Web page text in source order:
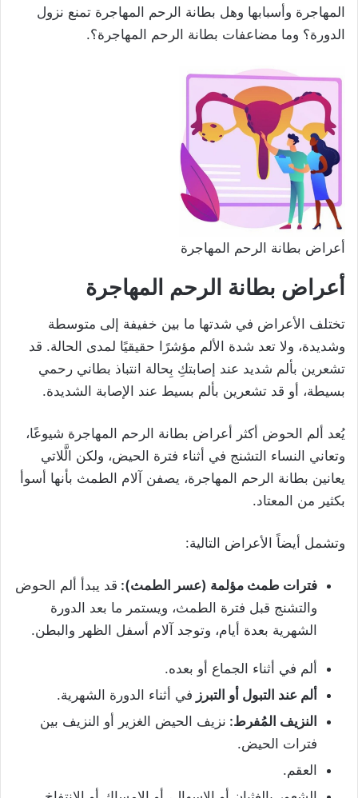
المهاجرة وأسبابها وهل بطانة الرحم المهاجرة تمنع نزول
الدورة؟ وما مضاعفات بطانة الرحم المهاجرة؟.
أعراض بطانة الرحم المهاجرة
أعراض بطانة الرحم المهاجرة
تختلف الأعراض في شدتها ما بين خفيفة إلى متوسطة
وشديدة، ولا تعد شدة الألم مؤشرًا حقيقيًا لمدى الحالة. قد
تشعرين بألم شديد عند إصابتكِ بِحالة انتباذ بطاني رحمي
بسيطة، أو قد تشعرين بألم بسيط عند الإصابة الشديدة.
يُعد ألم الحوض أكثر أعراض بطانة الرحم المهاجرة شيوعًا،
وتعاني النساء التشنج في أثناء فترة الحيض، ولكن الَّلاتي
يعانين بطانة الرحم المهاجرة، يصفن آلام الطمث بأنها أسوأ
بكثير من المعتاد.
وتشمل أيضاً الأعراض التالية:
فترات طمث مؤلمة (عسر الطمث): قد يبدأ ألم الحوض
والتشنج قبل فترة الطمث، ويستمر ما بعد الدورة
الشهرية بعدة أيام، وتوجد آلام أسفل الظهر والبطن.
ألم في أثناء الجماع أو بعده.
ألم عند التبول أو التبرز في أثناء الدورة الشهرية.
النزيف المُفرط: نزيف الحيض الغزير أو النزيف بين
فترات الحيض.
العقم.